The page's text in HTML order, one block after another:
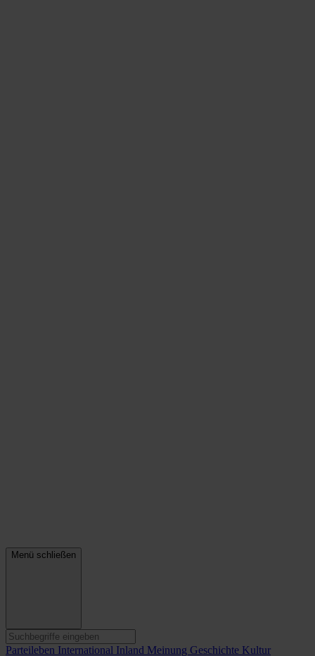
Menü schließen
Parteileben International Inland Meinung Geschichte Kultur